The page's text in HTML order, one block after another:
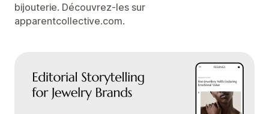
bijouterie. Découvrez-les sur
apparentcollective.com.